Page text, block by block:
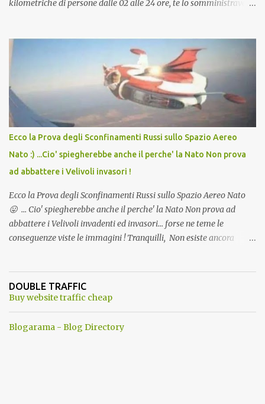
kilometriche di persone dalle 02 alle 24 ore, te lo somministravano
Vaccino come: l' Amaro del Capo, era "spettacolare Ghiacciato, ma
andava bene anche, a Temperatura Ambiente"! Riproponiamo
l'articolo per NON Dimenticare!
Ecco la Prova degli Sconfinamenti Russi sullo Spazio Aereo
Nato :) ...Cio' spiegherebbe anche il perche' la Nato Non prova
ad abbattere i Velivoli invasori !
Ecco la Prova degli Sconfinamenti Russi sullo Spazio Aereo Nato
😛 ... Cio' spiegherebbe anche il perche' la Nato Non prova ad
abbattere i Velivoli invadenti ed invasori... forse ne teme le
conseguenze viste le immagini ! Tranquilli, Non esiste ancora
ancora una fantasia Nato o forse una "False Flag", per provocare
una guerra mondiale che difficilmente da menti sane, potrebbe
DOUBLE TRAFFIC
Buy website traffic cheap
Blogarama - Blog Directory